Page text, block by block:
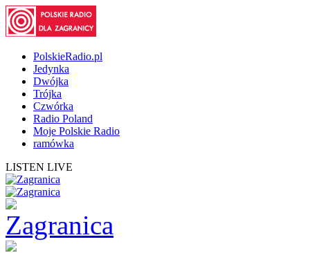
PolskieRadio.pl
Jedynka
Dwójka
Trójka
Czwórka
Radio Poland
Moje Polskie Radio
ramówka
LISTEN LIVE